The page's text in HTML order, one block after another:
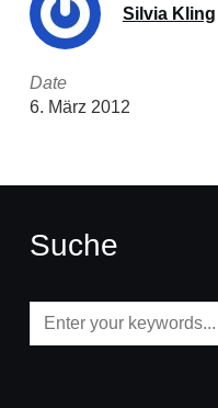
Silvia Kling
Date
6. März 2012
Suche